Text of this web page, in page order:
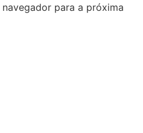
para a próxima